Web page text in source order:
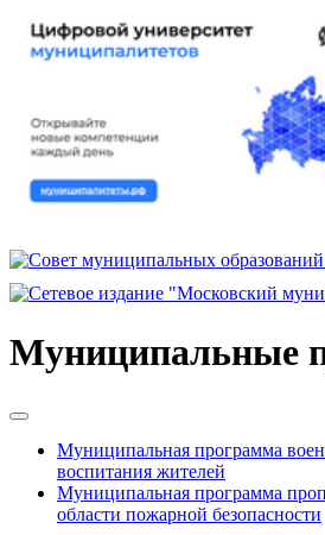
Муниципальные
Муниципальная программа
воспитания жителей
Муниципальная программа
области пожарной безопасности